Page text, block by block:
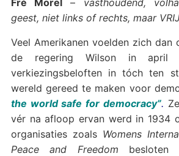
geest, niet links of rechts, maar
Veel Amerikanen voelden zich dan
de regering Wilson in april
verkiezingsbeloften in tóch ten
wereld gereed te maken voor
the world safe for democracy”.
vér na afloop ervan werd in 1934
organisaties zoals Womens
Peace and Freedom